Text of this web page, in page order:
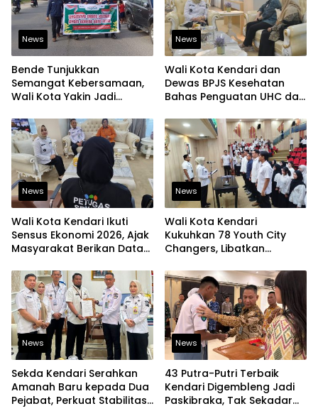
News
Bende Tunjukkan
Semangat Kebersamaan,
Wali Kota Yakin Jadi
Lain
News
Wali Kota Kendari dan
Dewas BPJS Kesehatan
Bahas Penguatan UHC dan
Kesehatan
News
Wali Kota Kendari Ikuti
Sensus Ekonomi 2026, Ajak
Masyarakat Berikan Data
News
Wali Kota Kendari
Kukuhkan 78 Youth City
Changers, Libatkan
Perubahan Kota
News
Sekda Kendari Serahkan
Amanah Baru kepada Dua
Pejabat, Perkuat Stabilitas
News
43 Putra-Putri Terbaik
Kendari Digembleng Jadi
Paskibraka, Tak Sekadar